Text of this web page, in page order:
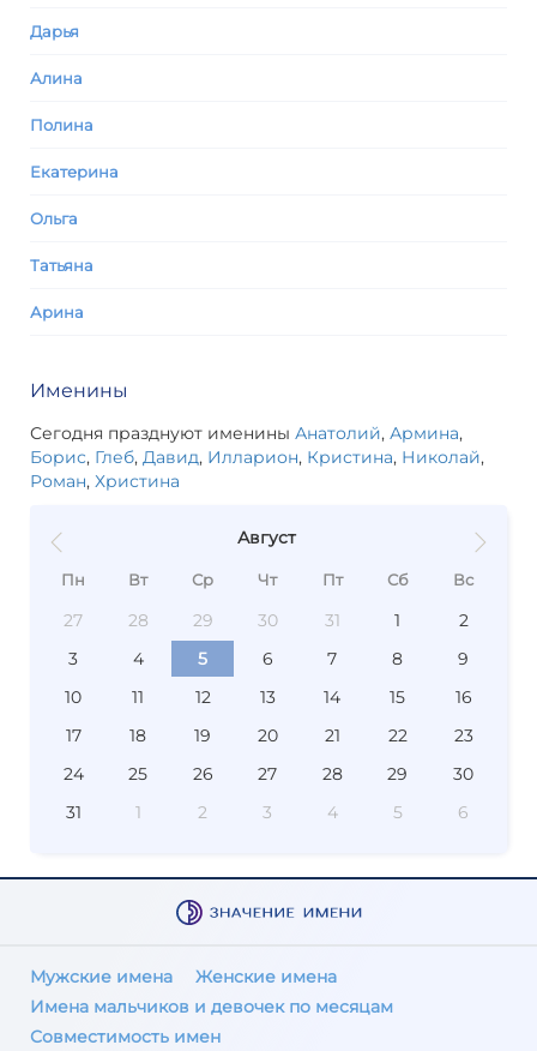
Дарья
Алина
Полина
Екатерина
Ольга
Татьяна
Арина
Именины
Сегодня празднуют именины Анатолий, Армина,
Борис, Глеб, Давид, Илларион, Кристина, Николай,
Роман, Христина
Август
Пн Вт Ср Чт Пт Сб Вс
27 28 29 30 31 1
2
3
4 5 6 7 8
9
10
11 12 13 14 15
16
17
18 19 20 21 22
23
24
25 26 27 28 29
30
31
1 2 3 4 5 6
Мужские имена
Женские имена
Имена мальчиков и девочек по месяцам
Совместимость имен